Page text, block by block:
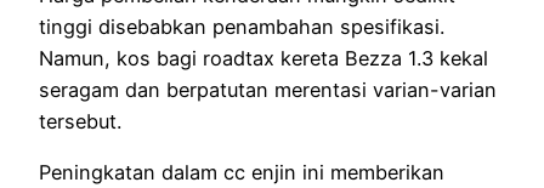
tinggi disebabkan penambahan spesifikasi.
Namun, kos bagi roadtax kereta Bezza 1.3 kekal
seragam dan berpatutan merentasi varian-varian
tersebut.
Peningkatan dalam cc enjin ini memberikan